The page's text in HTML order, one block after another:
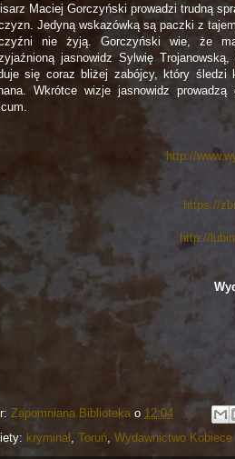
Maciej Gorczyński prowadzi trudną
Jedyną wskazówką są paczki z
nie żyją. Gorczyński wie, że
jasnowidz Sylwię
się coraz bliżej zabójcy, który śledzi
Wkrótce wizje jasnowidz
http://
https://
http://
Zapomniana Biblioteka o 12:04
kryminał, Toruń, Wydawnictwo Kobiece